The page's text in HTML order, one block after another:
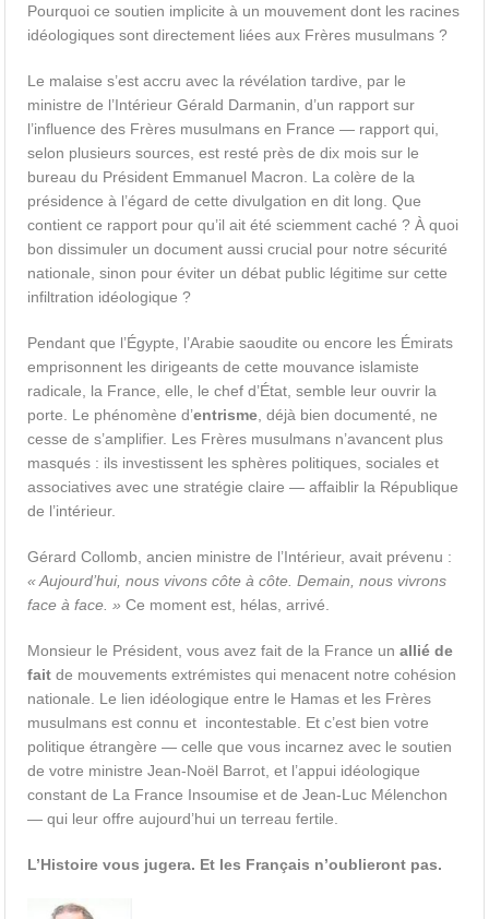
Pourquoi ce soutien implicite à un mouvement dont les racines
idéologiques sont directement liées aux Frères musulmans ?
Le malaise s’est accru avec la révélation tardive, par le
ministre de l’Intérieur Gérald Darmanin, d’un rapport sur
l’influence des Frères musulmans en France — rapport qui,
selon plusieurs sources, est resté près de dix mois sur le
bureau du Président Emmanuel Macron. La colère de la
présidence à l’égard de cette divulgation en dit long. Que
contient ce rapport pour qu’il ait été sciemment caché ? À quoi
bon dissimuler un document aussi crucial pour notre sécurité
nationale, sinon pour éviter un débat public légitime sur cette
infiltration idéologique ?
Pendant que l’Égypte, l’Arabie saoudite ou encore les Émirats
emprisonnent les dirigeants de cette mouvance islamiste
radicale, la France, elle, le chef d’État, semble leur ouvrir la
porte. Le phénomène d’entrisme , déjà bien documenté, ne
cesse de s’amplifier. Les Frères musulmans n’avancent plus
masqués : ils investissent les sphères politiques, sociales et
associatives avec une stratégie claire — affaiblir la République
de l’intérieur.
Gérard Collomb, ancien ministre de l’Intérieur, avait prévenu :
« Aujourd’hui, nous vivons côte à côte. Demain, nous vivrons
face à face. » Ce moment est, hélas, arrivé.
Monsieur le Président, vous avez fait de la France unallié de
fait de mouvements extrémistes qui menacent notre cohésion
nationale. Le lien idéologique entre le Hamas et les Frères
musulmans est connu et incontestable. Et c’est bien votre
politique étrangère — celle que vous incarnez avec le soutien
de votre ministre Jean-Noël Barrot, et l’appui idéologique
constant de La France Insoumise et de Jean-Luc Mélenchon
— qui leur offre aujourd’hui un terreau fertile.
L’Histoire vous jugera. Et les Français n’oublieront pas.